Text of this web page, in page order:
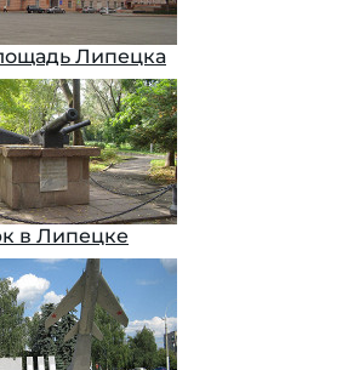
Липецка
в Липецке